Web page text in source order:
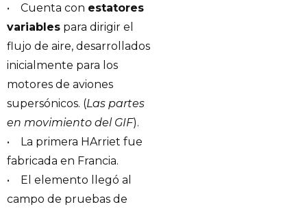
• Cuenta con estatores
variables para dirigir el
flujo de aire, desarrollados
inicialmente para los
motores de aviones
supersónicos. (Las partes
en movimiento del GIF).
• La primera HArriet fue
fabricada en Francia.
• El elemento llegó al
campo de pruebas de